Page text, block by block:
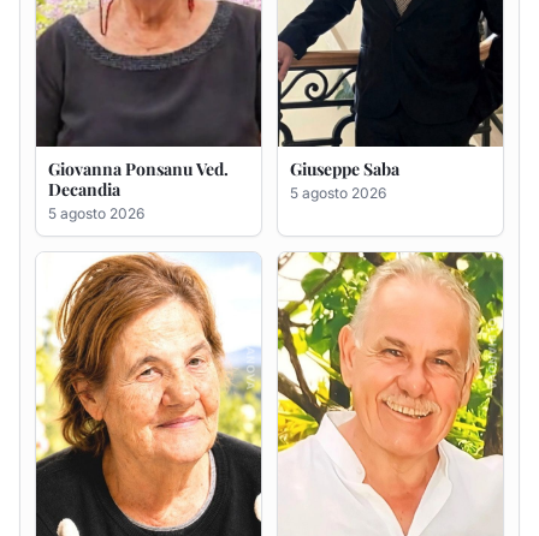
Giovanna Ponsanu Ved.
Decandia
5 agosto 2026
Giuseppe Saba
5 agosto 2026